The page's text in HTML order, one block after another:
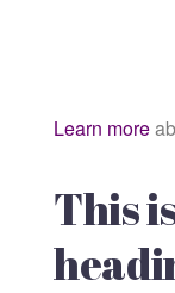
Learn more
This